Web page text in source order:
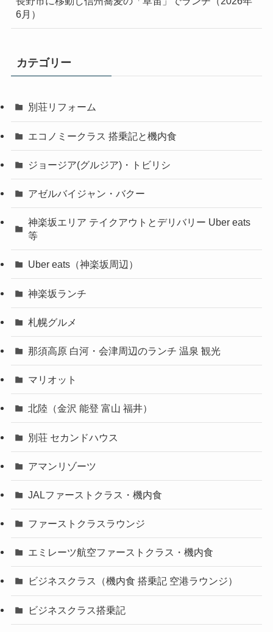
6月）
カテゴリー
別荘リフォーム
エコノミークラス 搭乗記と機内食
ジョージア(グルジア)・トビリシ
アゼルバイジャン・バクー
神楽坂エリア テイクアウトとデリバリー Uber eats
等
Uber eats（神楽坂周辺）
神楽坂ランチ
札幌グルメ
那須高原 白河・会津周辺のランチ 温泉 観光
マリオット
北陸（金沢 能登 富山 福井）
別荘 セカンドハウス
アマンリゾーツ
JALファーストクラス・機内食
ファーストクラスラウンジ
エミレーツ航空ファーストクラス・機内食
ビジネスクラス（機内食 搭乗記 空港ラウンジ）
ビジネスクラス搭乗記